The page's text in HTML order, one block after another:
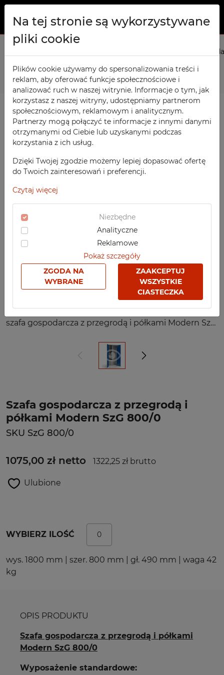
Na tej stronie są wykorzystywane
pliki cookie
Plików cookie używamy do spersonalizowania treści i
reklam, aby oferować funkcje społecznościowe i
analizować ruch w naszej witrynie. Informacje o tym, jak
korzystasz z naszej witryny, udostępniamy partnerom
społecznościowym, reklamowym i analitycznym.
Partnerzy mogą połączyć te informacje z innymi danymi
otrzymanymi od Ciebie lub uzyskanymi podczas
korzystania z ich usług.
Dzięki Twojej zgodzie możemy lepiej dopasować ofertę
do Twoich zainteresowań i preferencji.
Czytaj więcej
Niezbędne
Analityczne
Reklamowe
Pokaż szczegóły
ZGODA NA
WYBRANE
ZAAKCEPTUJ
WSZYSTKIE
CIASTECZKA
O NAS
PRODUKTY
Szafy TECHCODE RFID
Warsztatowe
Meble socjalne
Sportowe
Medyczne
Z nadrukiem
KONTAKT
ULUBIONE
OBSERWOWANE
LOGOWANIE
Szafy
Poprzedni Następny
szafa gospodarcza z przegrodą i półkami Modern SzG 800/0
Szafa gospodarcza z przegrodą i
półkami Modern SzG 800/0
SKU SzG 800/0
1075,00 zł netto 1322,25 zł brutto
Ulubione
WYBIERZ ILOŚĆ
wys. 1800 mm | szer. 800 mm | gł. 490 mm | waga 42
kg
OPIS PRODUKTU
Szafa gospodarcza z przegrodą i półkami
Modern SzG 800/0
Wyposażenie standardowe: